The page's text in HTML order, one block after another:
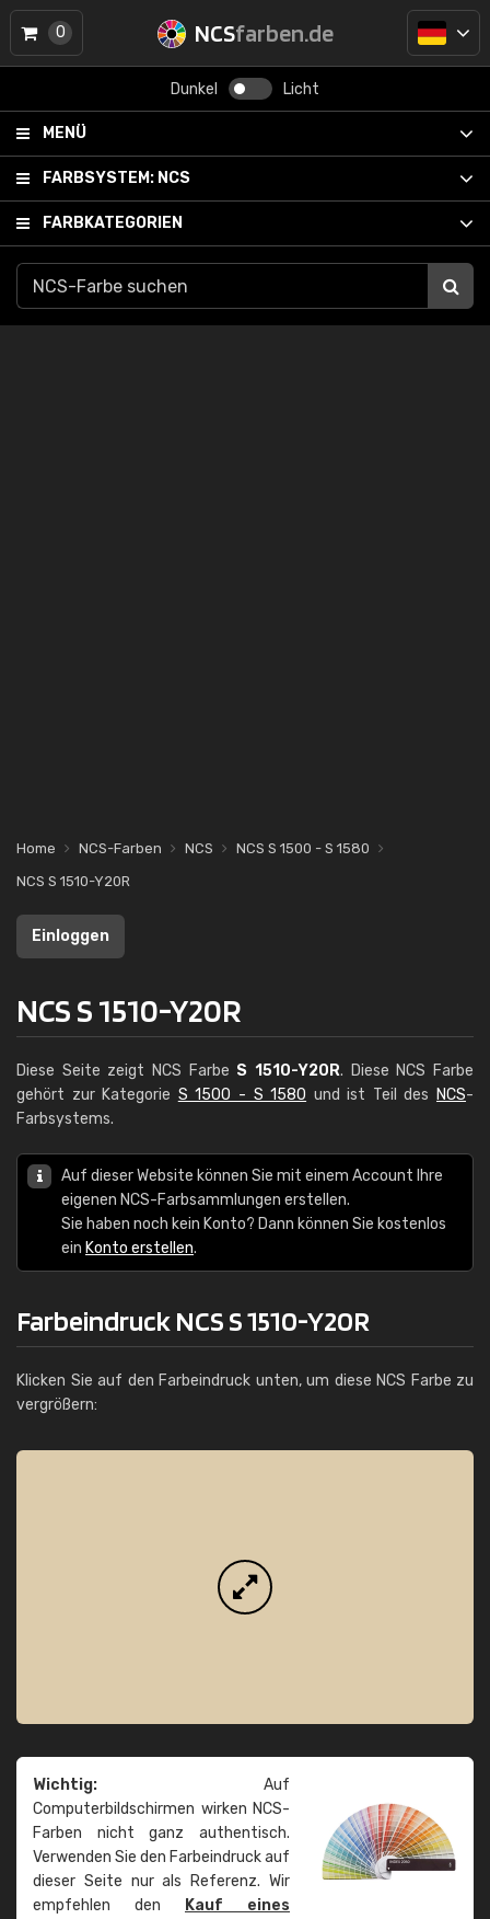
NCSfarben.de
Dunkel Licht
MENÜ
FARBSYSTEM: NCS
FARBKATEGORIEN
0
Home NCS-Farben NCS
NCS S 1500 - S 1580
NCS S 1510-Y20R
Einloggen
NCS S 1510-Y20R
Diese Seite zeigt NCS Farbe S 1510-Y20R. Diese NCS Farbe
gehört zur Kategorie S 1500 - S 1580 und ist Teil des NCS-
Farbsystems.
Auf dieser Website können Sie mit einem Account Ihre
eigenen NCS-Farbsammlungen erstellen.
Sie haben noch kein Konto? Dann können Sie kostenlos
ein Konto erstellen.
Farbeindruck NCS S 1510-Y20R
Klicken Sie auf den Farbeindruck unten, um diese NCS Farbe zu
vergrößern:
Wichtig: Auf
Computerbildschirmen wirken NCS-
Farben nicht ganz authentisch.
Verwenden Sie den Farbeindruck auf
dieser Seite nur als Referenz. Wir
empfehlen den
Kauf eines